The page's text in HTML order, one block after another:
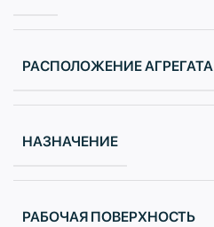
РАСПОЛОЖЕНИЕ АГРЕГАТА
НАЗНАЧЕНИЕ
РАБОЧАЯ ПОВЕРХНОСТЬ